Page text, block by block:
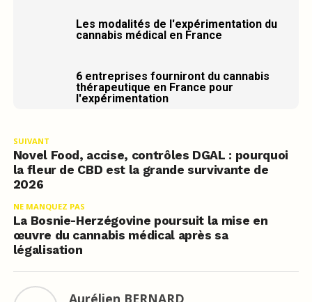
Les modalités de l'expérimentation du
cannabis médical en France
6 entreprises fourniront du cannabis
thérapeutique en France pour
l'expérimentation
SUIVANT
Novel Food, accise, contrôles DGAL : pourquoi
la fleur de CBD est la grande survivante de
2026
NE MANQUEZ PAS
La Bosnie-Herzégovine poursuit la mise en
œuvre du cannabis médical après sa
légalisation
Aurélien BERNARD